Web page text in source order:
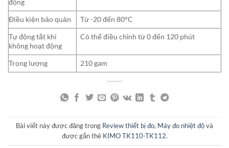
Điều kiện bảo quản
Từ -20 đến 80°C
Tự động tắt khi
không hoạt động
Có thể điều chỉnh từ 0 đến 120 phút
Trọng lượng 210 gam
Bài viết này được đăng trong Review thiết bị đo, Máy đo nhiệt độvà
được gắn thẻ KIMO TK110-TK112.